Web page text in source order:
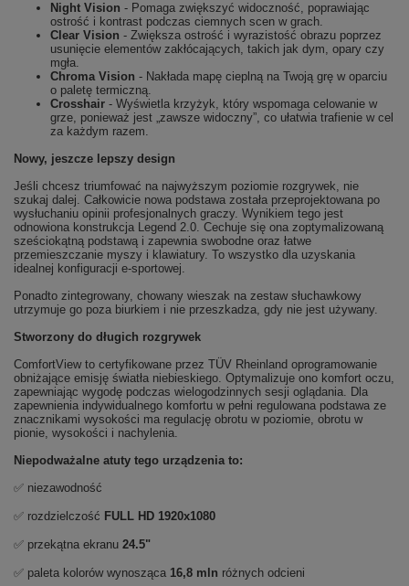
Night Vision - Pomaga zwiększyć widoczność, poprawiając
ostrość i kontrast podczas ciemnych scen w grach.
Clear Vision - Zwiększa ostrość i wyrazistość obrazu poprzez
usunięcie elementów zakłócających, takich jak dym, opary czy
mgła.
Chroma Vision - Nakłada mapę cieplną na Twoją grę w oparciu
o paletę termiczną.
Crosshair - Wyświetla krzyżyk, który wspomaga celowanie w
grze, ponieważ jest „zawsze widoczny”, co ułatwia trafienie w cel
za każdym razem.
Nowy, jeszcze lepszy design
Jeśli chcesz triumfować na najwyższym poziomie rozgrywek, nie
szukaj dalej. Całkowicie nowa podstawa została przeprojektowana po
wysłuchaniu opinii profesjonalnych graczy. Wynikiem tego jest
odnowiona konstrukcja Legend 2.0. Cechuje się ona zoptymalizowaną
sześciokątną podstawą i zapewnia swobodne oraz łatwe
przemieszczanie myszy i klawiatury. To wszystko dla uzyskania
idealnej konfiguracji e-sportowej.
Ponadto zintegrowany, chowany wieszak na zestaw słuchawkowy
utrzymuje go poza biurkiem i nie przeszkadza, gdy nie jest używany.
Stworzony do długich rozgrywek
ComfortView to certyfikowane przez TÜV Rheinland oprogramowanie
obniżające emisję światła niebieskiego. Optymalizuje ono komfort oczu,
zapewniając wygodę podczas wielogodzinnych sesji oglądania. Dla
zapewnienia indywidualnego komfortu w pełni regulowana podstawa ze
znacznikami wysokości ma regulację obrotu w poziomie, obrotu w
pionie, wysokości i nachylenia.
Niepodważalne atuty tego urządzenia to:
✅ niezawodność
✅ rozdzielczość FULL HD 1920x1080
✅ przekątna ekranu 24.5"
✅ paleta kolorów wynosząca 16,8 mln różnych odcieni